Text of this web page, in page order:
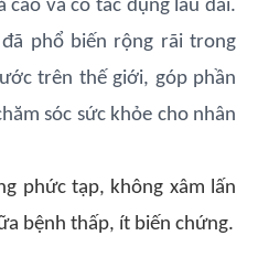
và có tác dụng lâu dài.
phổ biến rộng rãi trong
trên thế giới, góp phần
sóc sức khỏe cho nhân
phức tạp, không xâm lấn
bệnh thấp, ít biến chứng.